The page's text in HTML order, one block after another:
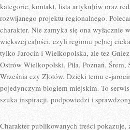
kategorie, kontakt, lista artykułów oraz
rozwijanego projektu regionalnego.
charakter. Nie zamyka się ona wyłącznie
większej całości, czyli regionu pełnej
tylko Jarocin i Wielkopolska, ale też
Ostrów Wielkopolski, Piła, Poznań,
Września czy Złotów. Dzięki temu e-
pojedynczym blogiem miejskim. To
szuka inspiracji, podpowiedzi i
Charakter publikowanych treści